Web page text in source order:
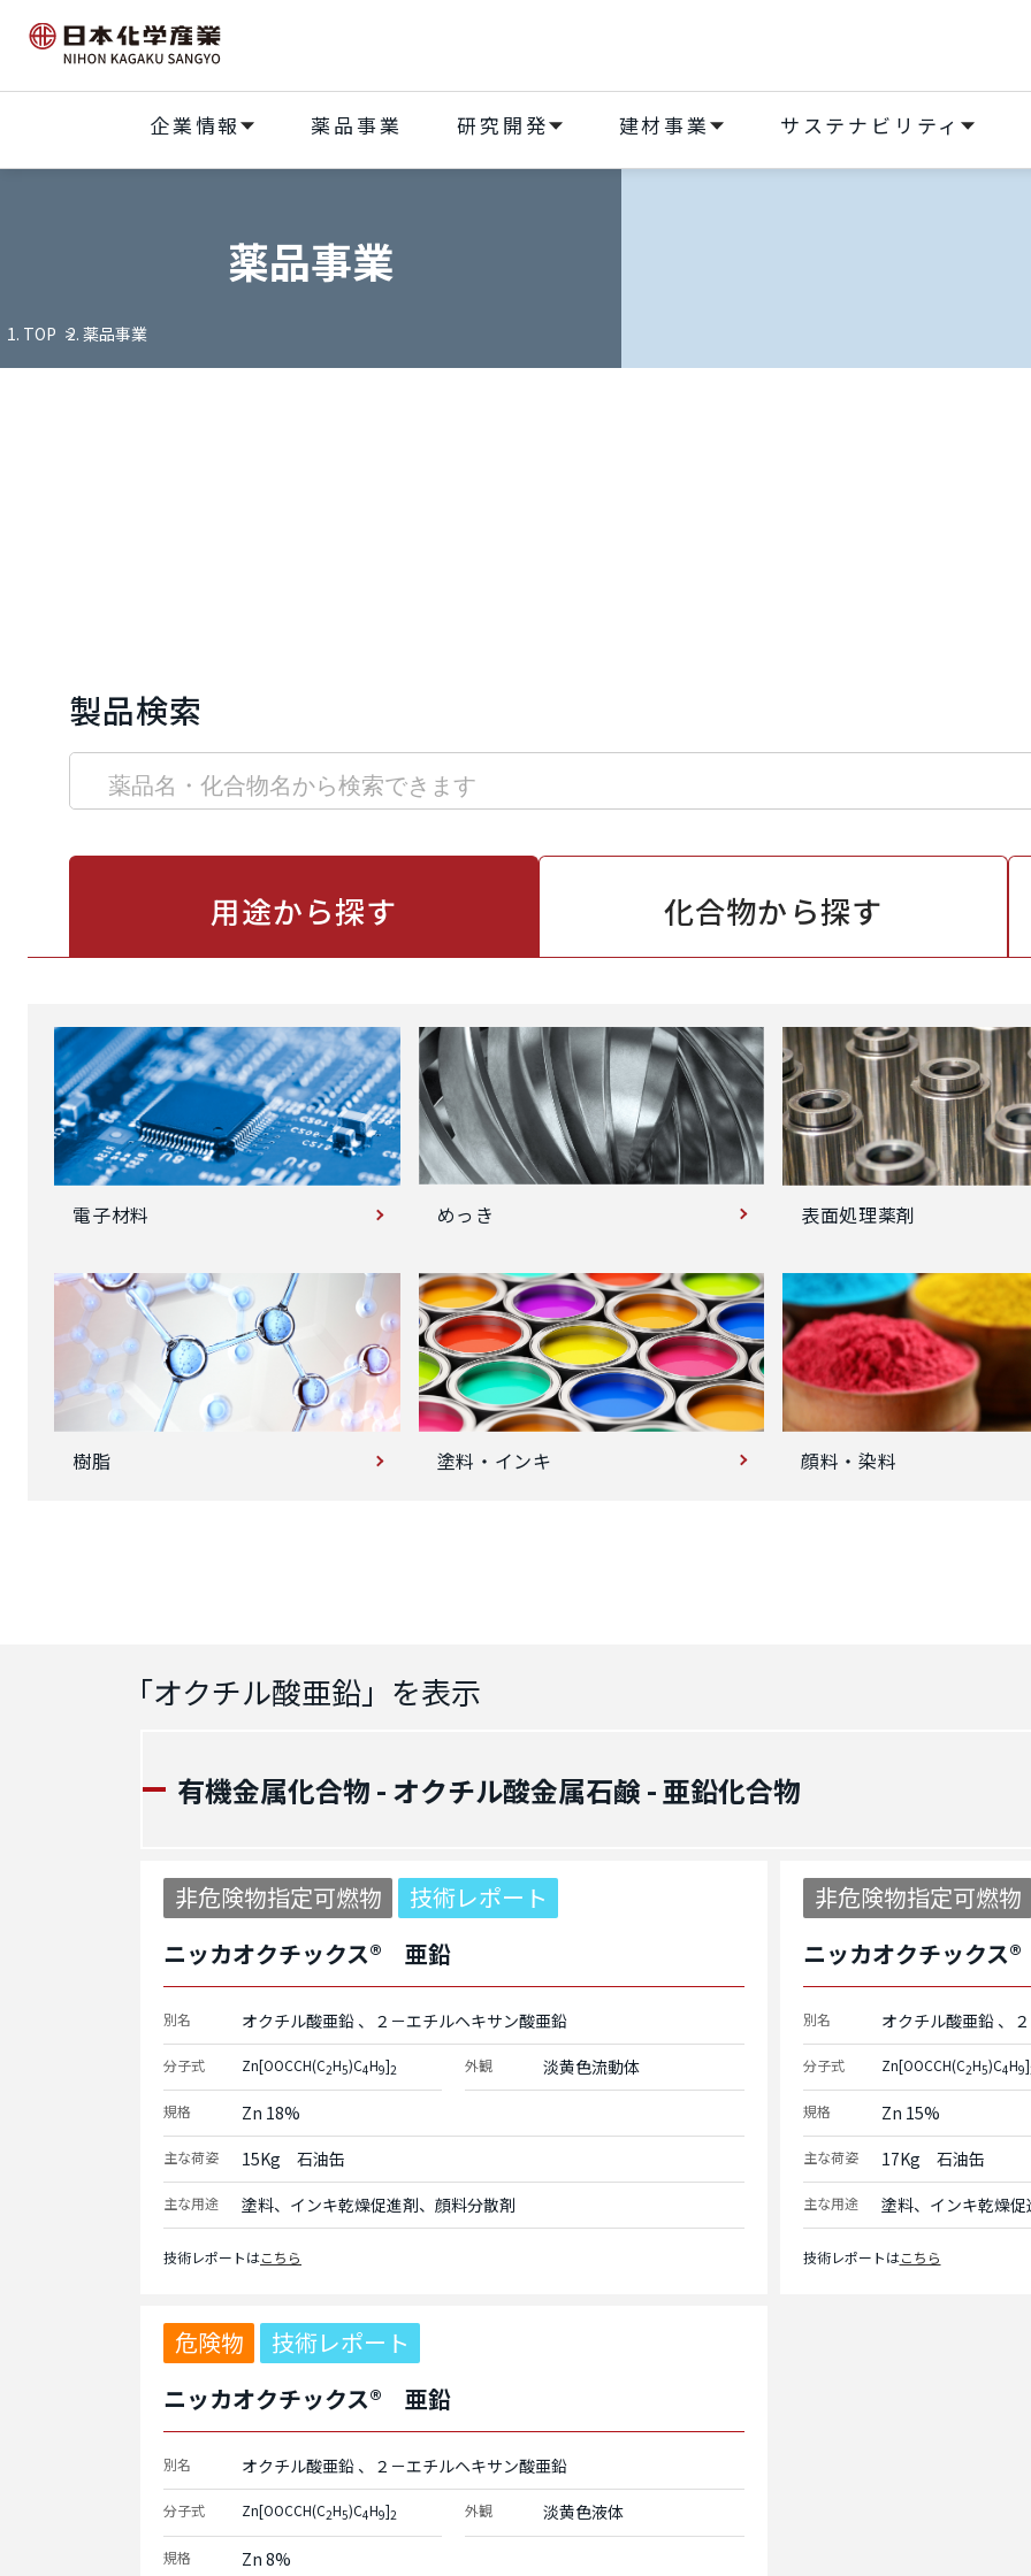
企業情報 薬品事業 研究開発 建材事業 サステナビリティ
薬品事業
TOP 薬品事業
製品検索
用途から探す 化合物から探す
電子材料 めっき 表面処理薬剤
樹脂 塗料・インキ 顔料・染料
「オクチル酸亜鉛」を表示
有機金属化合物 - オクチル酸金属石鹸 - 亜鉛化合物
非危険物指定可燃物
技術レポート
ニッカオクチックス® 亜鉛
別名 オクチル酸亜鉛 ２－エチルヘキサン酸亜鉛
分子式 Zn[OOCCH(C2H5)C4H9]2 外観 淡黄色流動体
規格 Zn 18%
主な荷姿 15Kg　石油缶
主な用途 塗料、インキ乾燥促進剤、顔料分散剤
技術レポートはこちら
非危険物指定可燃物
ニッカオクチックス
別名 オクチル酸亜鉛
分子式 Zn[OOCCH(C2H5)C4H9]
規格 Zn 15%
主な荷姿 17Kg　石油缶
主な用途 塗料、インキ乾燥
技術レポートはこちら
危険物
技術レポート
ニッカオクチックス® 亜鉛
別名 オクチル酸亜鉛 ２－エチルヘキサン酸亜鉛
分子式 Zn[OOCCH(C2H5)C4H9]2 外観 淡黄色液体
規格 Zn 8%